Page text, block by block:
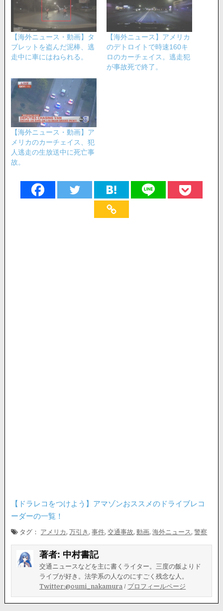
【海外ニュース・動画】タ
ブレットを盗んだ泥棒、逃
走中に車にはねられる。
【海外ニュース】アメリカ
のデトロイトで時速160キ
ロのカーチェイス。逃走犯
が事故死で終了。
【海外ニュース・動画】ア
メリカのカーチェイス、犯
人逃走の生放送中に死亡事
故。
【ドラレコをつけよう】アマゾンおススメのドライブレコ
ーダーの一覧！
タグ： アメリカ ,万引き ,事件,交通事故,動画,海外ニュース ,警察
著者: 中村書記
交通ニュースなどを主に書くライター。三度の飯よりド
ライブが好き。法学系の人なのにすごく残念な人。
Twitter:@oumi_nakamura / プロフィールページ